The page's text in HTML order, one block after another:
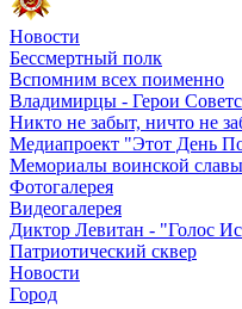
Новости
Бессмертный полк
Вспомним всех поименно
Владимирцы - Герои
Никто не забыт, ничто не
Медиапроект "Этот День
Мемориалы воинской славы
Фотогалерея
Видеогалерея
Диктор Левитан - "Голос
Патриотический сквер
Новости
Город